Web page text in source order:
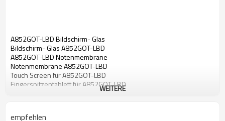
A852GOT-LBD Bildschirm- Glas
Bildschirm- Glas A852GOT-LBD
A852GOT-LBD Notenmembrane
Notenmembrane A852GOT-LBD
Touch Screen für A852GOT-LBD
Fingerspitzentablett für A852GOT-LBD
mit Berührungseingabe Bildschirm für A852GOT-LBD
WEITERE
empfehlen